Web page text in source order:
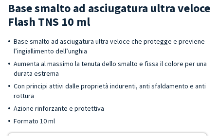
Base smalto ad asciugatura ultra veloce
Flash TNS 10 ml
Base smalto ad asciugatura ultra veloce che protegge e previene
l’ingiallimento dell’unghia
Aumenta al massimo la tenuta dello smalto e fissa il colore per una
durata estrema
Con principi attivi dalle proprietà indurenti, anti sfaldamento e anti
rottura
Azione rinforzante e protettiva
Formato 10 ml